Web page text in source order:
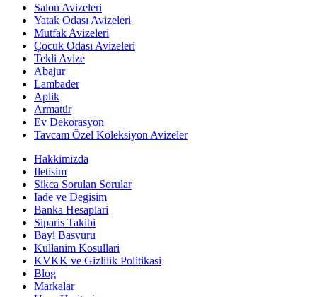
Salon Avizeleri
Yatak Odası Avizeleri
Mutfak Avizeleri
Çocuk Odası Avizeleri
Tekli Avize
Abajur
Lambader
Aplik
Armatür
Ev Dekorasyon
Tavcam Özel Koleksiyon Avizeler
Hakkimizda
Iletisim
Sikca Sorulan Sorular
Iade ve Degisim
Banka Hesaplari
Siparis Takibi
Bayi Basvuru
Kullanim Kosullari
KVKK ve Gizlilik Politikasi
Blog
Markalar